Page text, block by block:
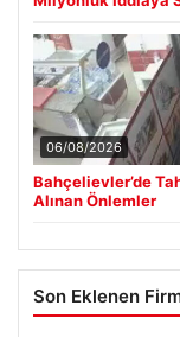
06/08/2026
Bahçelievler’de
Alınan Önlemler
Son Eklenen